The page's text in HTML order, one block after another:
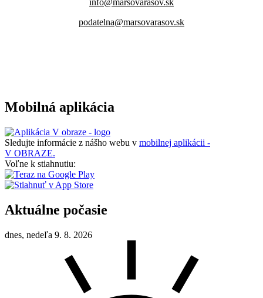
podatelna@marsovarasov.sk
Mobilná aplikácia
Sledujte informácie z nášho webu v mobilnej aplikácii -
V OBRAZE.
Voľne k stiahnutiu:
Aktuálne počasie
dnes, nedeľa 9. 8. 2026